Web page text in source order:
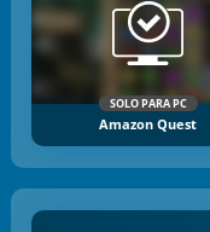
SOLO PARA PC
Amazon Quest